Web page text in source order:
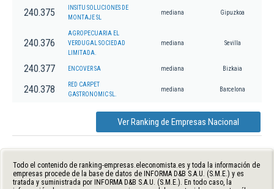
240.375
INSITU SOLUCIONES DE
MONTAJE SL
mediana Gipuzkoa
240.376
AGROPECUARIA EL
VERDUGAL SOCIEDAD
LIMITADA.
mediana Sevilla
240.377 ENCOVER SA mediana Bizkaia
240.378
RED CARPET
GASTRONOMIC SL.
mediana Barcelona
Ver Ranking de Empresas Nacional
Todo el contenido de ranking-empresas.eleconomista.es y toda la información de
empresas procede de la base de datos de INFORMA D&B S.A.U. (S.M.E.) y es
tratada y suministrada por INFORMA D&B S.A.U. (S.M.E.). En todo caso, la